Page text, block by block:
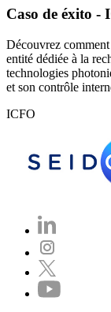
Caso de éxito -
Découvrez
entité dédiée à la
technologies
et son contrôle
ICFO